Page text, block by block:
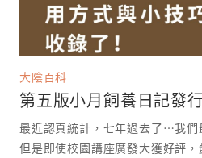
大陰百科
第五版小月飼養日記發
最近認真統計，七年過去了⋯我們
但是即使校園講座廣發大獲好評